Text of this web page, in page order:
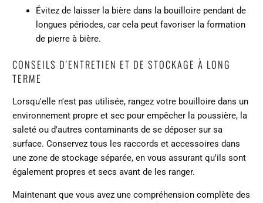
Évitez de laisser la bière dans la bouilloire pendant de
longues périodes, car cela peut favoriser la formation
de pierre à bière.
CONSEILS D'ENTRETIEN ET DE STOCKAGE À LONG
TERME
Lorsqu'elle n'est pas utilisée, rangez votre bouilloire dans un
environnement propre et sec pour empêcher la poussière, la
saleté ou d'autres contaminants de se déposer sur sa
surface. Conservez tous les raccords et accessoires dans
une zone de stockage séparée, en vous assurant qu'ils sont
également propres et secs avant de les ranger.
Maintenant que vous avez une compréhension complète des